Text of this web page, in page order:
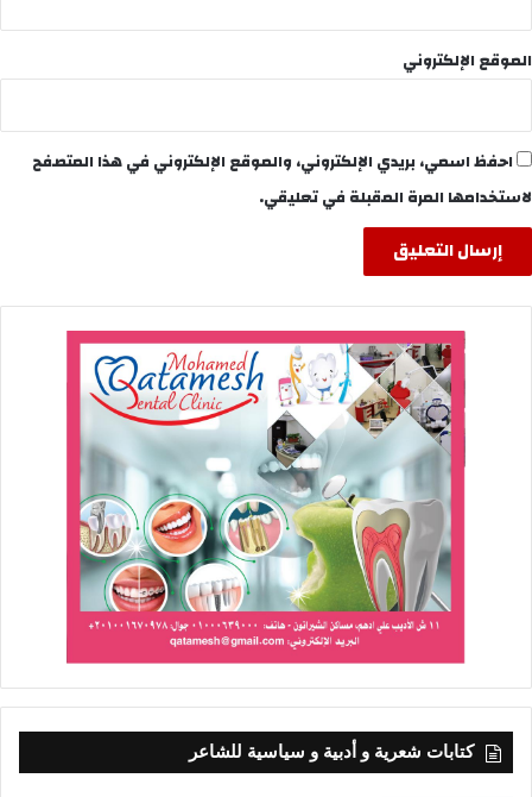
الموقع الإلكتروني
احفظ اسمي، بريدي الإلكتروني، والموقع الإلكتروني في هذا المتصفح
لاستخدامها المرة المقبلة في تعليقي.
كتابات شعرية و أدبية و سياسية للشاعر